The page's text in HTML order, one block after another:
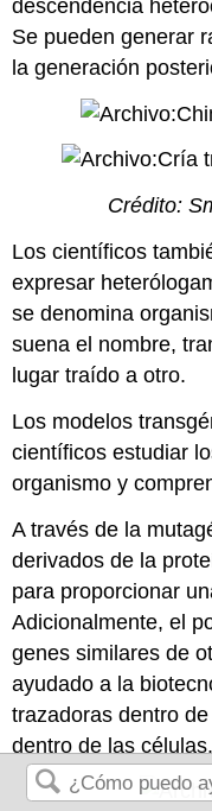
descendencia
Se pueden generar
la generación
Crédito:
Los científicos
expresar
se denomina
suena el nombre,
lugar traído a otro.
Los modelos
científicos estudiar
organismo y
A través de la
derivados de la
para proporcionar
Adicionalmente, el
genes similares de
ayudado a la
trazadoras dentro
dentro de las células.